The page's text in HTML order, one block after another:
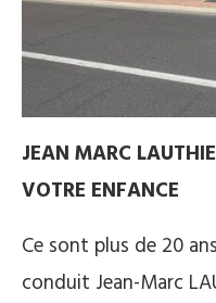
JEAN MARC
VOTRE ENFANCE
Ce sont plus de 20
conduit Jean-Marc